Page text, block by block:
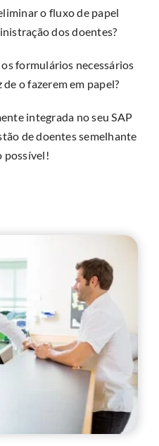
o fluxo de papel
dos doentes?
formulários necessários
o fazerem em papel?
integrada no seu SAP
de doentes semelhante
possível!